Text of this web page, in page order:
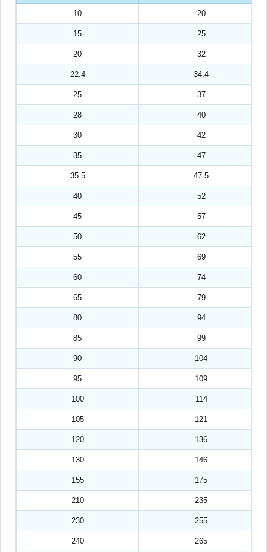
10 20
15 25
20 32
22.4 34.4
25 37
28 40
30 42
35 47
35.5 47.5
40 52
45 57
50 62
55 69
60 74
65 79
80 94
85 99
90 104
95 109
100 114
105 121
120 136
130 146
155 175
210 235
230 255
240 265